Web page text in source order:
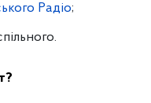
Радіо;